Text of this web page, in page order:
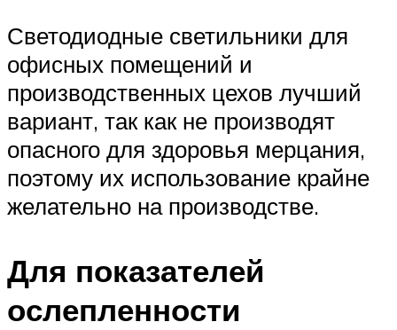
Светодиодные светильники для
офисных помещений и
производственных цехов лучший
вариант, так как не производят
опасного для здоровья мерцания,
поэтому их использование крайне
желательно на производстве.
Для показателей
ослепленности